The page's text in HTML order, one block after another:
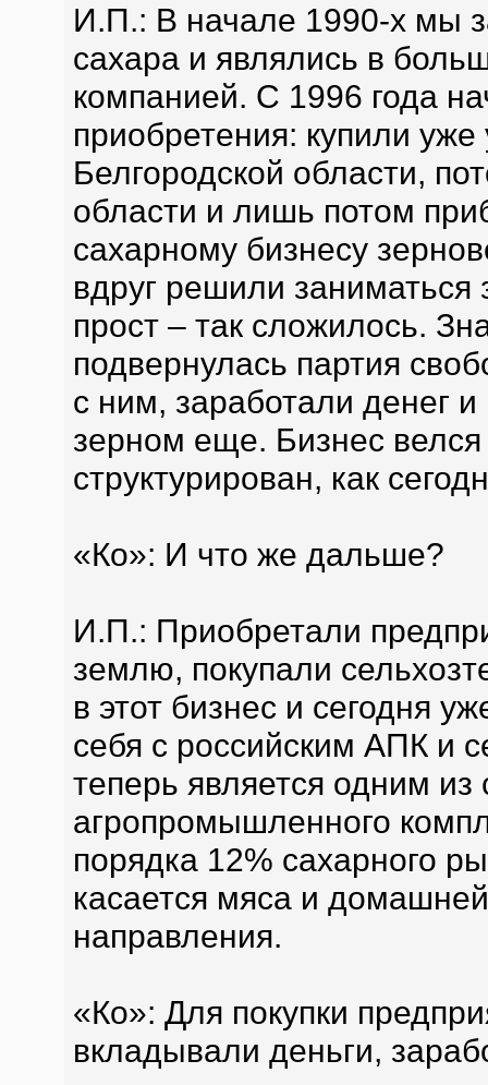
И.П.: В начале 1990-х мы
сахара и являлись в
компанией. С 1996 года
приобретения: купили
Белгородской области,
области и лишь потом
сахарному бизнесу
вдруг решили
прост – так сложилось.
подвернулась партия
с ним, заработали денег
зерном еще. Бизнес
структурирован, как
«Ко»: И что же дальше?
И.П.: Приобретали
землю, покупали
в этот бизнес и сегодня
себя с российским АПК и
теперь является одним из
агропромышленного
порядка 12% сахарного
касается мяса и
направления.
«Ко»: Для покупки
вкладывали деньги,